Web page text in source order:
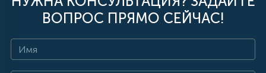
ВОПРОС ПРЯМО СЕЙЧАС!